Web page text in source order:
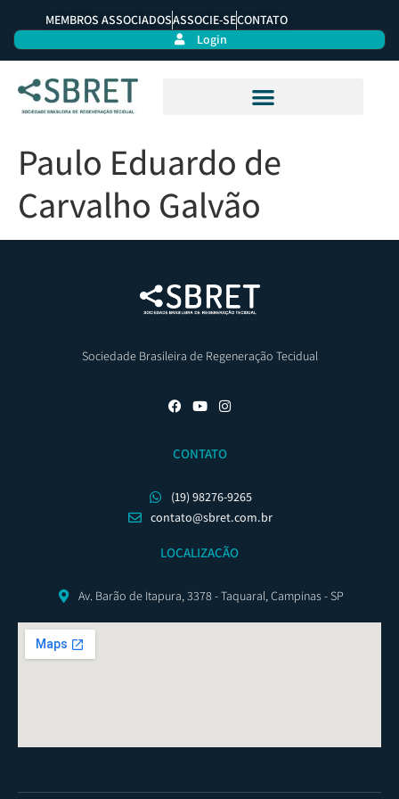
MEMBROS ASSOCIADOSASSOCIE-SECONTATO
Login
Paulo Eduardo de
Carvalho Galvão
Sociedade Brasileira de Regeneração Tecidual
CONTATO
(19) 98276-9265
contato@sbret.com.br
LOCALIZAÇÃO
Av. Barão de Itapura, 3378 - Taquaral, Campinas - SP